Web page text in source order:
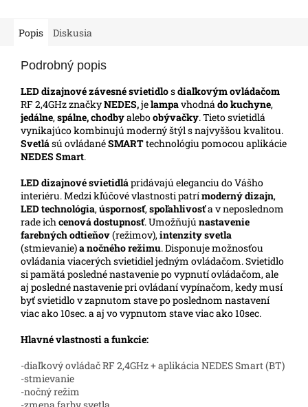
Popis Diskusia
Podrobný popis
LED dizajnové závesné svietidlosdiaľkovým ovládačom
RF 2,4GHz značkyNEDES,jelampavhodnádo kuchyne,
jedálne,spálne, chodbyaleboobývačky. Tieto svietidlá
vynikajúco kombinujú moderný štýl s najvyššou kvalitou.
Svetlású ovládanéSMARTtechnológiu pomocou aplikácie
NEDES Smart.
LEDdizajnové svietidlápridávajú eleganciu do Vášho
interiéru. Medzi kľúčové vlastnosti patrímoderný dizajn,
LED technológia,úspornosť,spoľahlivosťa v neposlednom
rade ichcenová dostupnosť. Umožňujú nastavenie
farebných odtieňov(režimov),intenzity svetla
(stmievanie)a nočného režimu. Disponuje možnosťou
ovládania viacerých svietidiel jedným ovládačom. Svietidlo
si pamätá posledné nastavenie po vypnutí ovládačom, ale
aj posledné nastavenie pri ovládaní vypínačom, kedy musí
byť svietidlo v zapnutom stave po poslednom nastavení
viac ako 10sec. a aj vo vypnutom stave viac ako 10sec.
Hlavné vlastnosti a funkcie:
-diaľkový ovládač RF 2,4GHz + aplikácia NEDES Smart (BT)
-stmievanie
-nočný režim